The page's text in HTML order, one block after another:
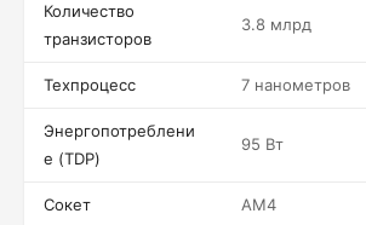
Количество
транзисторов
3.8 млрд
Техпроцесс 7 нанометров
Энергопотреблени
е (TDP)
95 Вт
Сокет AM4